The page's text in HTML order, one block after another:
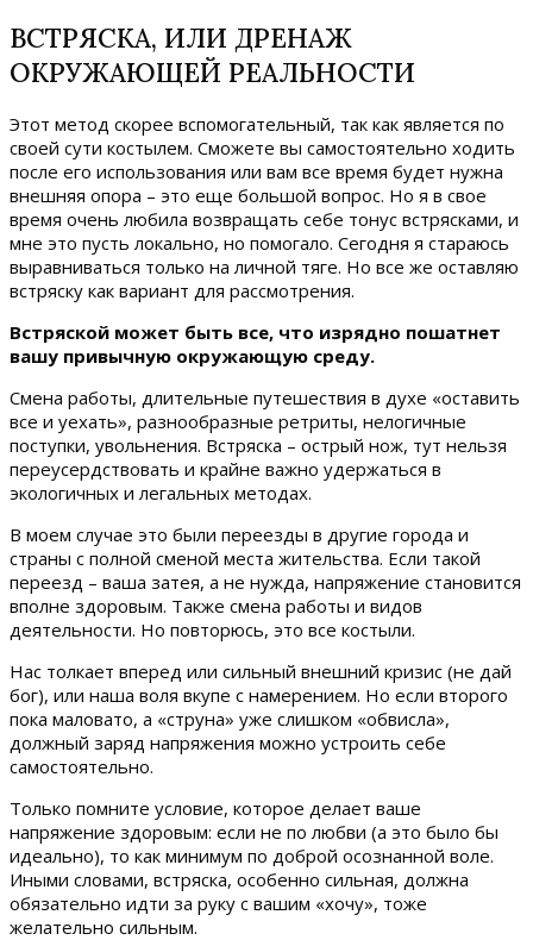
ВСТРЯСКА, ИЛИ ДРЕНАЖ
ОКРУЖАЮЩЕЙ РЕАЛЬНОСТИ
Этот метод скорее вспомогательный, так как является по
своей сути костылем. Сможете вы самостоятельно ходить
после его использования или вам все время будет нужна
внешняя опора – это еще большой вопрос. Но я в свое
время очень любила возвращать себе тонус встрясками, и
мне это пусть локально, но помогало. Сегодня я стараюсь
выравниваться только на личной тяге. Но все же оставляю
встряску как вариант для рассмотрения.
Встряской может быть все, что изрядно пошатнет
вашу привычную окружающую среду.
Смена работы, длительные путешествия в духе «оставить
все и уехать», разнообразные ретриты, нелогичные
поступки, увольнения. Встряска – острый нож, тут нельзя
переусердствовать и крайне важно удержаться в
экологичных и легальных методах.
В моем случае это были переезды в другие города и
страны с полной сменой места жительства. Если такой
переезд – ваша затея, а не нужда, напряжение становится
вполне здоровым. Также смена работы и видов
деятельности. Но повторюсь, это все костыли.
Нас толкает вперед или сильный внешний кризис (не дай
бог), или наша воля вкупе с намерением. Но если второго
пока маловато, а «струна» уже слишком «обвисла»,
должный заряд напряжения можно устроить себе
самостоятельно.
Только помните условие, которое делает ваше
напряжение здоровым: если не по любви (а это было бы
идеально), то как минимум по доброй осознанной воле.
Иными словами, встряска, особенно сильная, должна
обязательно идти за руку с вашим «хочу», тоже
желательно сильным.